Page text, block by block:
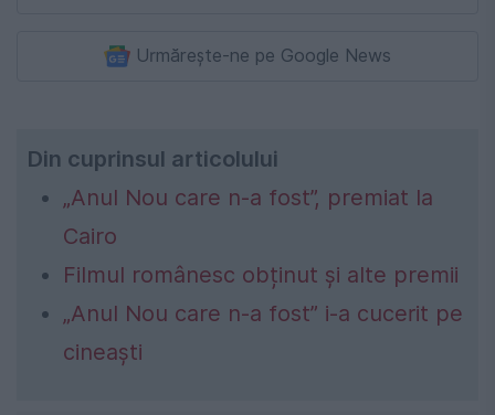
Urmărește-ne pe Google News
Din cuprinsul articolului
„Anul Nou care n-a fost”, premiat la
Cairo
Filmul românesc obținut și alte premii
„Anul Nou care n-a fost” i-a cucerit pe
cineaști